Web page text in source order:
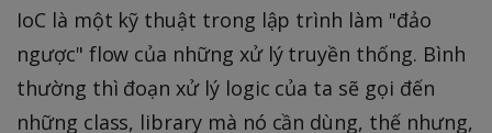
IoC là một kỹ thuật trong lập trình làm "đảo
ngược" flow của những xử lý truyền thống. Bình
thường thì đoạn xử lý logic của ta sẽ gọi đến
những class, library mà nó cần dùng, thế nhưng,